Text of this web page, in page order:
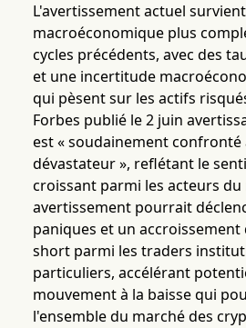
L'avertissement actuel
macroéconomique plus
cycles précédents, avec des
et une incertitude
qui pèsent sur les actifs
Forbes publié le 2 juin
est « soudainement confronté
dévastateur », reflétant le
croissant parmi les acteurs du
avertissement pourrait
paniques et un accroissement
short parmi les traders
particuliers, accélérant
mouvement à la baisse qui
l'ensemble du marché des